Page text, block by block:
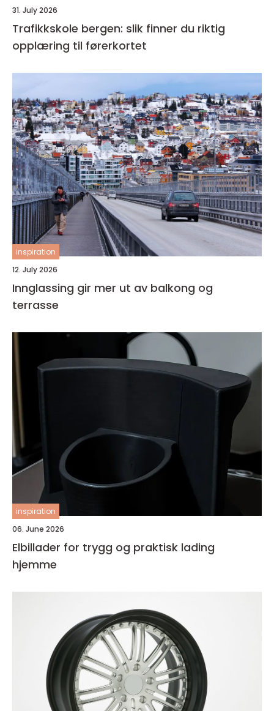
31. July 2026
Trafikkskole bergen: slik finner du riktig
opplæring til førerkortet
inspiration
12. July 2026
Innglassing gir mer ut av balkong og
terrasse
inspiration
06. June 2026
Elbillader for trygg og praktisk lading
hjemme